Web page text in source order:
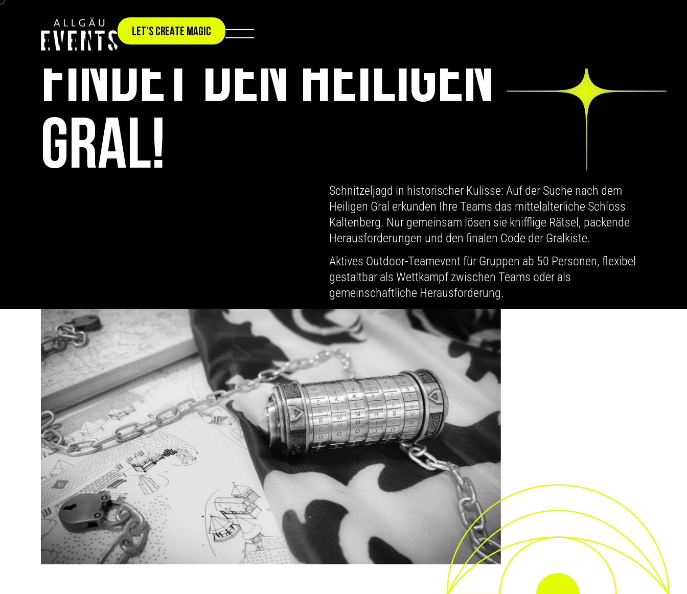
LET’S CREATE MAGIC
TEAMEVENT: GRAL-CODE
FINDET DEN HEILIGEN
GRAL!
Schnitzeljagd in historischer Kulisse: Auf der Suche nach dem
Heiligen Gral erkunden Ihre Teams das mittelalterliche Schloss
Kaltenberg. Nur gemeinsam lösen sie knifflige Rätsel, packende
Herausforderungen und den finalen Code der Gralkiste.
Aktives Outdoor-Teamevent für Gruppen ab 50 Personen, flexibel
gestaltbar als Wettkampf zwischen Teams oder als
gemeinschaftliche Herausforderung.